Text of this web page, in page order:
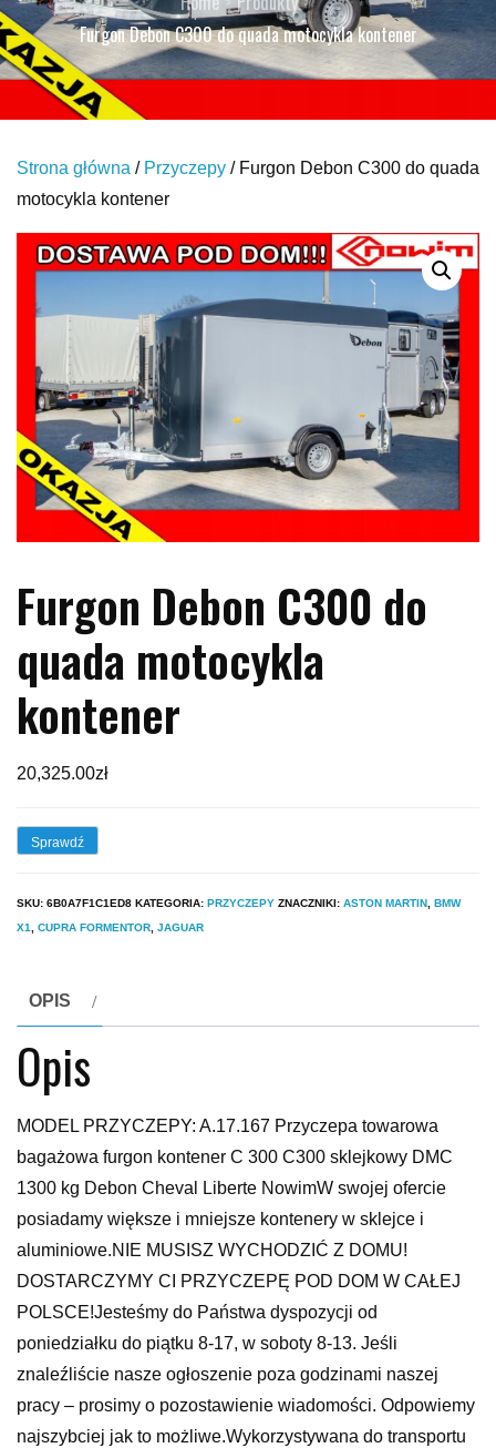
Furgon Debon C300 do quada motocykla kontener
Strona główna / Przyczepy / Furgon Debon C300 do quada
motocykla kontener
Furgon Debon C300 do
quada motocykla
kontener
20,325.00zł
Sprawdź
SKU: 6B0A7F1C1ED8 KATEGORIA: PRZYCZEPY ZNACZNIKI: ASTON MARTIN, BMW
X1, CUPRA FORMENTOR, JAGUAR
OPIS
Opis
MODEL PRZYCZEPY: A.17.167 Przyczepa towarowa
bagażowa furgon kontener C 300 C300 sklejkowy DMC
1300 kg Debon Cheval Liberte NowimW swojej ofercie
posiadamy większe i mniejsze kontenery w sklejce i
aluminiowe.NIE MUSISZ WYCHODZIĆ Z DOMU!
DOSTARCZYMY CI PRZYCZEPĘ POD DOM W CAŁEJ
POLSCE!Jesteśmy do Państwa dyspozycji od
poniedziałku do piątku 8-17, w soboty 8-13. Jeśli
znaleźliście nasze ogłoszenie poza godzinami naszej
pracy – prosimy o pozostawienie wiadomości. Odpowiemy
najszybciej jak to możliwe.Wykorzystywana do transportu